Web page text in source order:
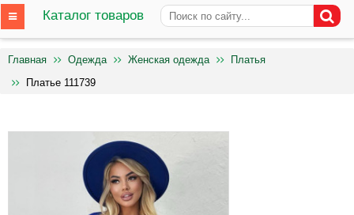
Каталог товаров
Главная Одежда Женская одежда
Платья
Платье 111739